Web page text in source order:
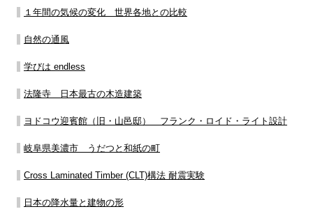
１年間の気候の変化 世界各地との比較
自然の通風
学びは endless
法隆寺 日本最古の木造建築
ヨドコウ迎賓館（旧・山邑邸） フランク・ロイド・ライト設計
岐阜県美濃市 うだつと和紙の町
Cross Laminated Timber (CLT)構法 耐震実験
日本の降水量と建物の形